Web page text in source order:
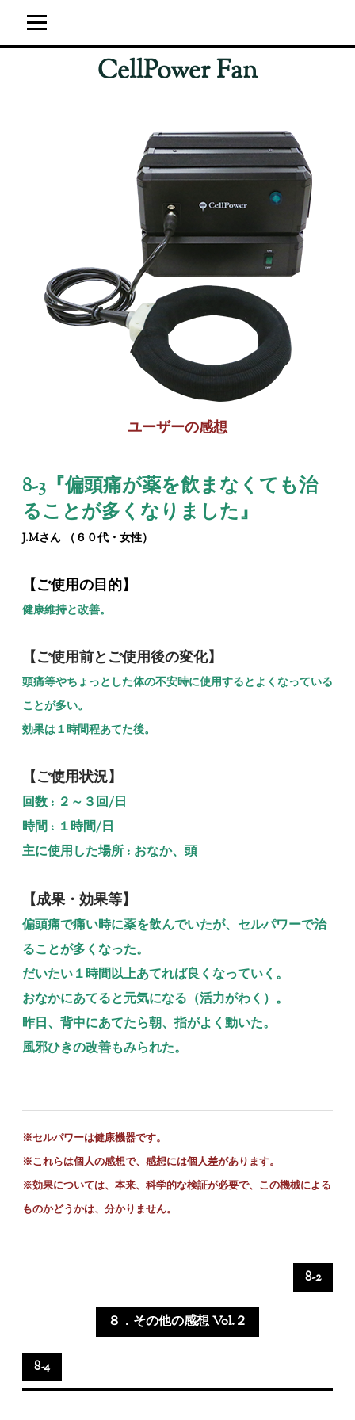
超強力神経波磁力線発生器
CellPower Fan
ユーザーの感想
8-3『偏頭痛が薬を飲まなくても治
ることが多くなりました』
J.Mさん （６０代・女性）
【ご使用の目的】
健康維持と改善。
【ご使用前とご使用後の変化】
頭痛等やちょっとした体の不安時に使用するとよくなっている
ことが多い。
効果は１時間程あてた後。
【ご使用状況】
回数 : ２～３回/日
時間 : １時間/日
主に使用した場所 : おなか、頭
【成果・効果等】
偏頭痛で痛い時に薬を飲んでいたが、セルパワーで治
ることが多くなった。
だいたい１時間以上あてれば良くなっていく。
おなかにあてると元気になる（活力がわく）。
昨日、背中にあてたら朝、指がよく動いた。
風邪ひきの改善もみられた。
※セルパワーは健康機器です。
※これらは個人の感想で、感想には個人差があります。
※効果については、本来、科学的な検証が必要で、この機械による
ものかどうかは、分かりません。
8-2
８．その他の感想 Vol.２
8-4